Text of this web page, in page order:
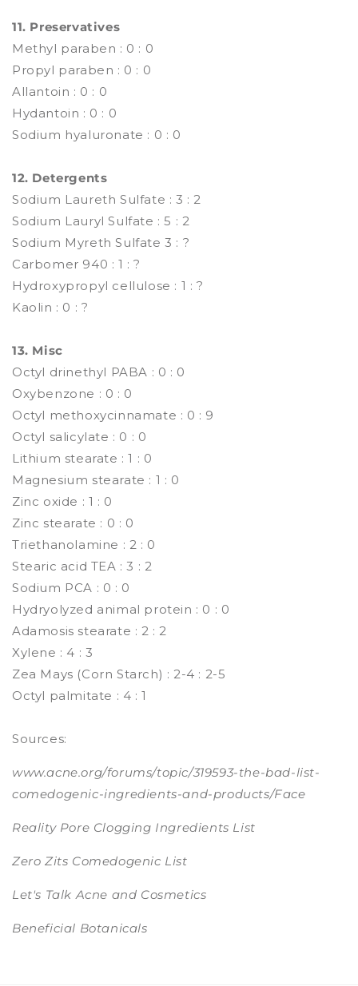
11. Preservatives
Methyl paraben : 0 : 0
Propyl paraben : 0 : 0
Allantoin : 0 : 0
Hydantoin : 0 : 0
Sodium hyaluronate : 0 : 0
12. Detergents
Sodium Laureth Sulfate : 3 : 2
Sodium Lauryl Sulfate : 5 : 2
Sodium Myreth Sulfate 3 : ?
Carbomer 940 : 1 : ?
Hydroxypropyl cellulose : 1 : ?
Kaolin : 0 : ?
13. Misc
Octyl drinethyl PABA : 0 : 0
Oxybenzone : 0 : 0
Octyl methoxycinnamate : 0 : 9
Octyl salicylate : 0 : 0
Lithium stearate : 1 : 0
Magnesium stearate : 1 : 0
Zinc oxide : 1 : 0
Zinc stearate : 0 : 0
Triethanolamine : 2 : 0
Stearic acid TEA : 3 : 2
Sodium PCA : 0 : 0
Hydryolyzed animal protein : 0 : 0
Adamosis stearate : 2 : 2
Xylene : 4 : 3
Zea Mays (Corn Starch) : 2-4 : 2-5
Octyl palmitate : 4 : 1
Sources:
www.acne.org/forums/topic/319593-the-bad-list-
comedogenic-ingredients-and-products/Face
Reality Pore Clogging Ingredients List
Zero Zits Comedogenic List
Let's Talk Acne and Cosmetics
Beneficial Botanicals